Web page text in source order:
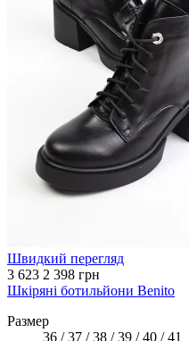
Швидкий перегляд
3 623 2 398 грн
Шкіряні ботильйони Benito
Размер
36 / 37 / 38 / 39 / 40 / 41